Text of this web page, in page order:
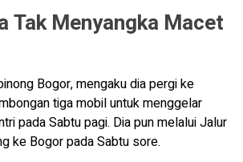
Tak Menyangka Macet
Bogor, mengaku dia pergi ke
tiga mobil untuk menggelar
pada Sabtu pagi. Dia pun melalui Jalur
ke Bogor pada Sabtu sore.